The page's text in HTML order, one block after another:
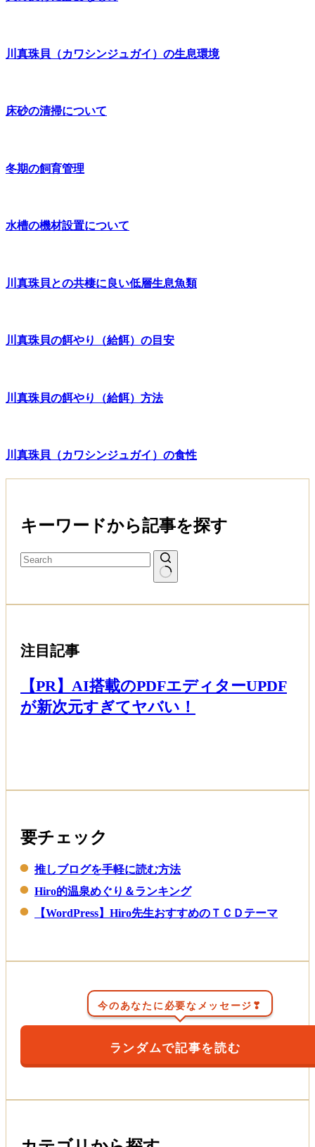
川真珠貝（カワシンジュガイ）の生息環境
床砂の清掃について
冬期の飼育管理
水槽の機材設置について
川真珠貝との共棲に良い低層生息魚類
川真珠貝の餌やり（給餌）の目安
川真珠貝の餌やり（給餌）方法
川真珠貝（カワシンジュガイ）の食性
キーワードから記事を探す
注目記事
【PR】AI搭載のPDFエディターUPDF
が新次元すぎてヤバい！
要チェック
推しブログを手軽に読む方法
Hiro的温泉めぐり＆ランキング
【WordPress】Hiro先生おすすめのＴＣＤテーマ
今のあなたに必要なメッセージ❣
ランダムで記事を読む